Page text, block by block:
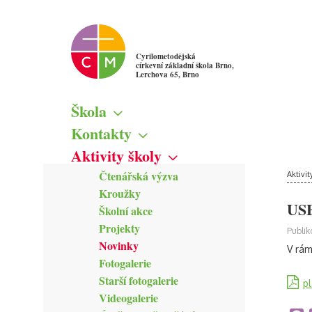
Cyrilometodějská
církevní základní škola Brno,
Lerchova 65, Brno
Škola
Školská rada
Žákovský parlament
Mapa
Kamerový systém
Kontakty
Škola
Vedení školy
Pedagogičtí pracovníci
Správní zaměstnanci
Zřizovatel školy
Aktivity školy
Čtenářská výzva
Kroužky
Školní akce
Projekty
Novinky
Fotogalerie
Starší fotogalerie
Videogalerie
V